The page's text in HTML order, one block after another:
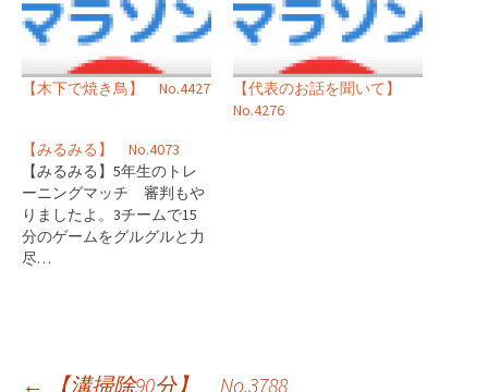
【木下で焼き鳥】 No.4427
【代表のお話を聞いて】
No.4276
【みるみる】 No.4073
【みるみる】5年生のトレ
ーニングマッチ 審判もや
りましたよ。3チームで15
分のゲームをグルグルと力
尽…
← 【溝掃除90分】 No.3788